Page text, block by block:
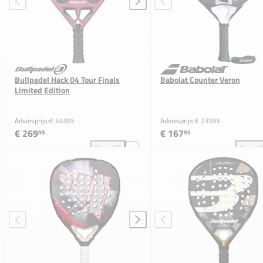
Bullpadel Hack 04 Tour Finals
Limited Edition
Adviesprijs:€ 44995
€ 26995
Vergelijk
Bullpadel Hack 04 Tour Finals Limited Edition
Babolat Counter Veron
Adviesprijs:€ 23995
€ 16795